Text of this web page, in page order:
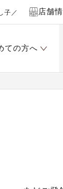
子／ 店舗
ての方へ